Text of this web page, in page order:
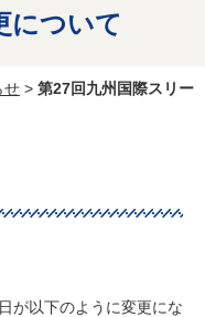
について
せ > 第27回九州国際スリー
が以下のように変更にな